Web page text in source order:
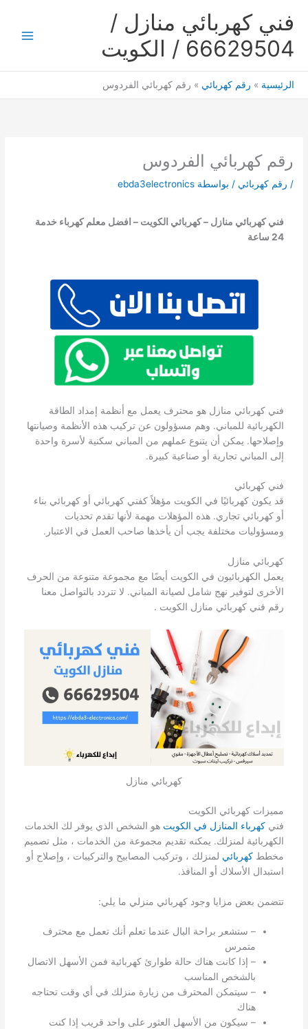
فني كهربائي منازل /
66629504 / الكويت
الرئيسية رقم كهربائي رقم كهربائي الفردوس
رقم كهربائي الفردوس
/ رقم كهربائي / بواسطة ebda3electronics
فني كهربائي منازل – كهربائي الكويت – افضل معلم كهرباء خدمة
24 ساعة
فني كهربائي منازل هو محترف يعمل مع أنظمة إمداد الطاقة
الكهربائية للمباني. وهم مسؤولون عن تركيب هذه الأنظمة وصيانتها
وإصلاحها. يمكن أن يتنوع عملهم من المباني سكنية لأسرة واحدة
إلى المباني تجارية أو صناعية كبيرة.
فني كهربائي
قد يكون كهربائيًا في الكويت مؤهلاً كفني كهربائي أو كهربائي بناء
أو كهربائي تجاري. هذه المؤهلات مهمة لأنها تقدم تحديات
ومسؤوليات مختلفة يجب أن يأخذها صاحب العمل في الاعتبار.
كهربائي منازل
يعمل الكهربائيون في الكويت أيضًا مع مجموعة متنوعة من الحرف
الأخرى لتوفير نهج شامل لصيانة المباني. لا تتردد بالتواصل معنا
رقم فني كهربائي منازل الكويت .
كهربائي منازل
مميزات كهربائي الكويت
فني كهرباء المنازل في الكويت هو الشخص الذي يوفر لك الخدمات
الكهربائية لمنزلك. يمكنه تقديم مجموعة من الخدمات ، مثل تصميم
مخطط كهربائي لمنزلك ، وتركيب المصابيح والتركيبات ، وإصلاح أو
استبدال الأسلاك أو المنافذ.
تتضمن بعض مزايا وجود كهربائي منزلي ما يلي:
– ستشعر براحة البال عندما تعلم أنك تعمل مع محترف
متمرس
– إذا كانت هناك حالة طوارئ كهربائية فمن الأسهل الاتصال
بالشخص المناسب
– سيتمكن المحترف من زيارة منزلك في أي وقت تحتاجه
هناك
– سيكون من الأسهل العثور على واحد قريب إذا كنت